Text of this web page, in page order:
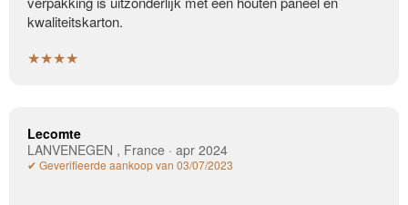
kwaliteitskarton.
★★★★
Lecomte
LANVENEGEN , France · apr 2024
✔ Geverifieerde aankoop van 03/07/2023